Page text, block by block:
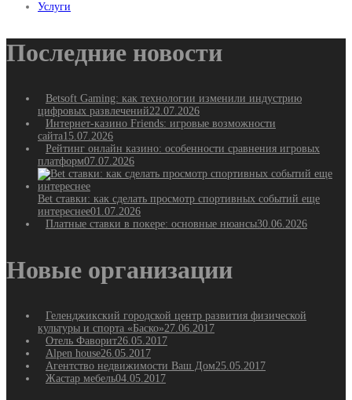
Услуги
Последние новости
Betsoft Gaming: как технологии изменили индустрию
цифровых развлечений22.07.2026
Интернет-казино Friends: игровые возможности
сайта15.07.2026
Рейтинг онлайн казино: особенности сравнения игровых
платформ07.07.2026
Bet ставки: как сделать просмотр спортивных событий еще
интереснее01.07.2026
Платные ставки в покере: основные нюансы30.06.2026
Новые организации
Геленджикский городской центр развития физической
культуры и спорта «Баско»27.06.2017
Отель Фаворит26.05.2017
Alpen house26.05.2017
Агентство недвижимости Ваш Дом25.05.2017
Жастар мебель04.05.2017